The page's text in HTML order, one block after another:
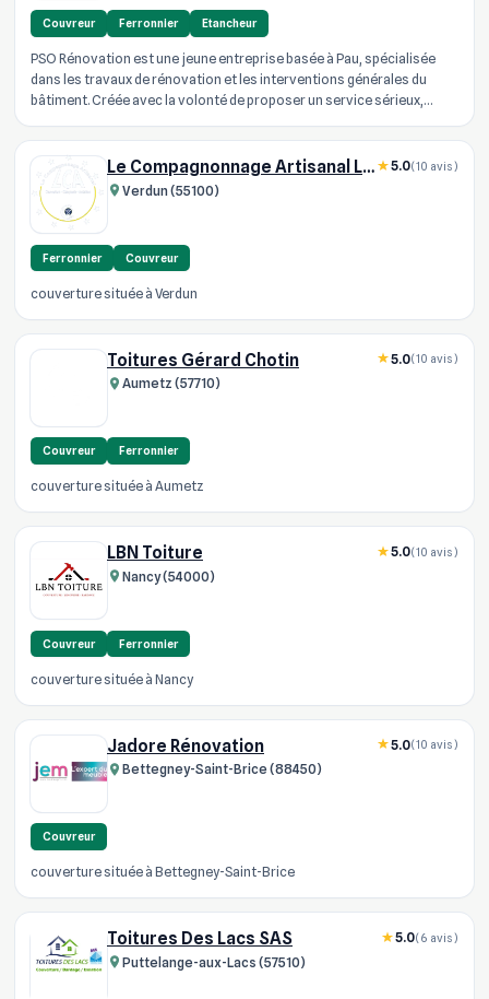
Couvreur Ferronnier Etancheur
PSO Rénovation est une jeune entreprise basée à Pau, spécialisée
dans les travaux de rénovation et les interventions générales du
bâtiment. Créée avec la volonté de proposer un service sérieux,
Le Compagnonnage Artisanal L C A
Verdun (55100)
5.0(10 avis)
Ferronnier Couvreur
couverture située à Verdun
Toitures Gérard Chotin
Aumetz (57710)
5.0(10 avis)
Couvreur Ferronnier
couverture située à Aumetz
LBN Toiture
Nancy (54000)
5.0(10 avis)
Couvreur Ferronnier
couverture située à Nancy
Jadore Rénovation
Bettegney-Saint-Brice (88450)
5.0(10 avis)
Couvreur
couverture située à Bettegney-Saint-Brice
Toitures Des Lacs SAS
Puttelange-aux-Lacs (57510)
5.0(6 avis)